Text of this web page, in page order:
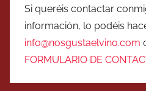
Si queréis contactar
información, lo podéis
info@nosgustaelvino.com
FORMULARIO DE